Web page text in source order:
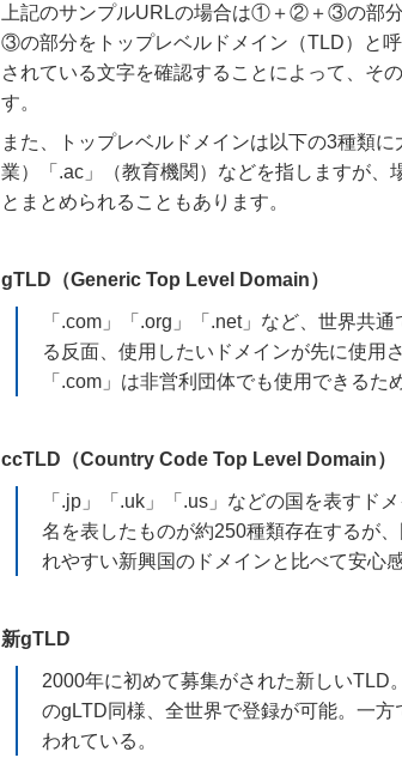
上記のサンプルURLの場合は①＋②＋③の部
③の部分をトップレベルドメイン（TLD）と
されている文字を確認することによって、そ
す。
また、トップレベルドメインは以下の3種類
業）「.ac」（教育機関）などを指しますが
とまとめられることもあります。
gTLD（Generic Top Level Domain）
「.com」「.org」「.net」など、世界共
る反面、使用したいドメインが先に使用
「.com」は非営利団体でも使用できるた
ccTLD（Country Code Top Level Domain）
「.jp」「.uk」「.us」などの国を表すド
名を表したものが約250種類存在するが
れやすい新興国のドメインと比べて安心
新gTLD
2000年に初めて募集がされた新しいTLD
のgLTD同様、全世界で登録が可能。一
われている。